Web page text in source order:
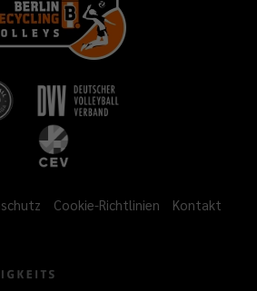
Cookie-Richtlinien Kontakt